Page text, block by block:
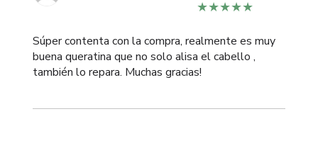
★★★★★
Súper contenta con la compra, realmente es muy
buena queratina que no solo alisa el cabello ,
también lo repara. Muchas gracias!